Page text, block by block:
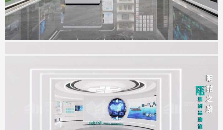
明喆集团展厅
地点：广东省深圳市